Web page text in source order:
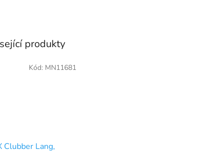
produkty
Clubber Lang,
Kód: MN11681